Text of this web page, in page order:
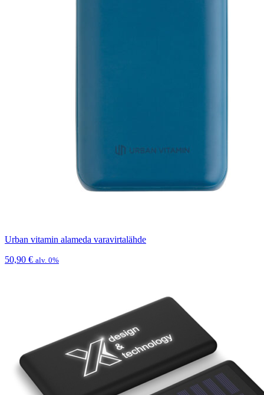
Urban vitamin alameda varavirtalähde
50,90 € alv. 0%